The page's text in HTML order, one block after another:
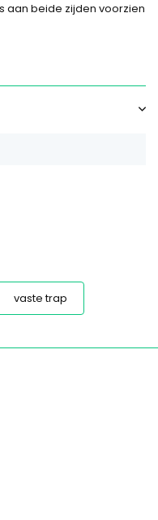
aan beide zijden voorzien
vaste trap